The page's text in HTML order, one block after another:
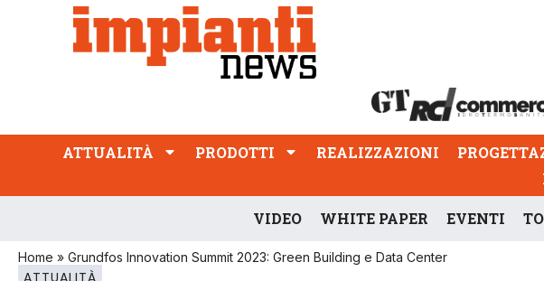
ATTUALITÀ PRODOTTI REALIZZAZIONI
PROFESSIONE
ATTUALITÀ PRODOTTI REALIZZAZIONI
VIDEO WHITE PAPER EVENTI
Home » Grundfos Innovation Summit 2023: Green Building e Data Center
ATTUALITÀ